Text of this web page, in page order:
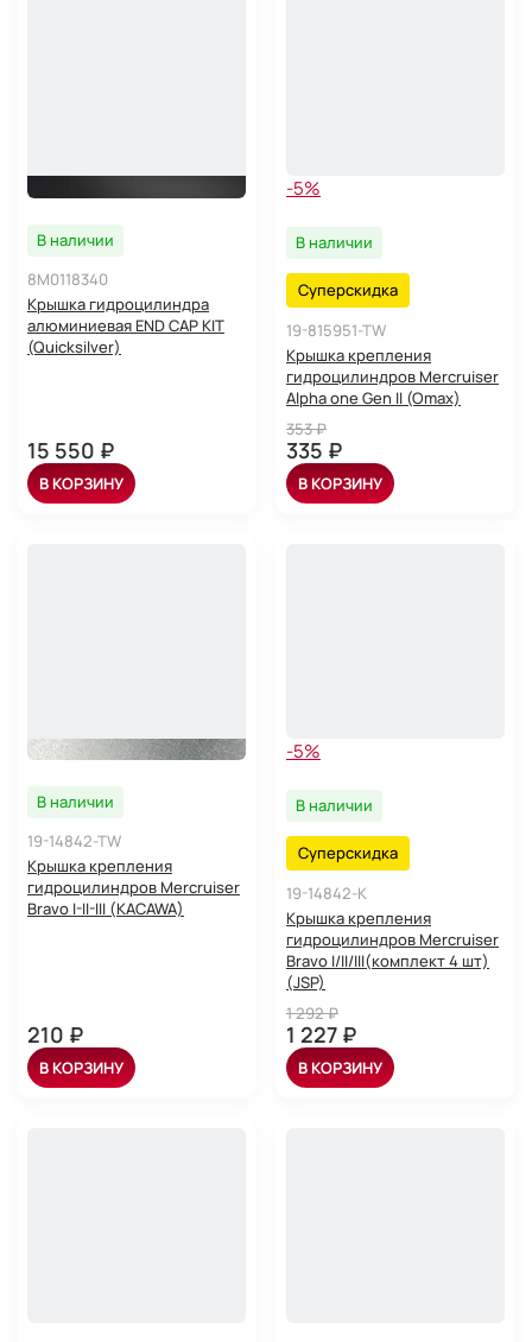
В наличии
8M0118340
Крышка гидроцилиндра
алюминиевая END CAP KIT
(Quicksilver)
15 550 ₽
В КОРЗИНУ
-5%
В наличии
Суперскидка
19-815951-TW
Крышка крепления
гидроцилиндров Mercruiser
Alpha one Gen II (Omax)
353 ₽
335 ₽
В КОРЗИНУ
В наличии
19-14842-TW
Крышка крепления
гидроцилиндров Mercruiser
Bravo I-II-III (KACAWA)
210 ₽
В КОРЗИНУ
-5%
В наличии
Суперскидка
19-14842-K
Крышка крепления
гидроцилиндров Mercruiser
Bravo I/II/III(комплект 4 шт)
(JSP)
1 292 ₽
1 227 ₽
В КОРЗИНУ